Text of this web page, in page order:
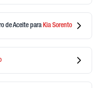
de Aceite para KiaSorento